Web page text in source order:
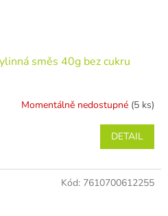
směs 40g bez cukru
Momentálně nedostupné (5 ks)
DETAIL
Kód: 7610700612255